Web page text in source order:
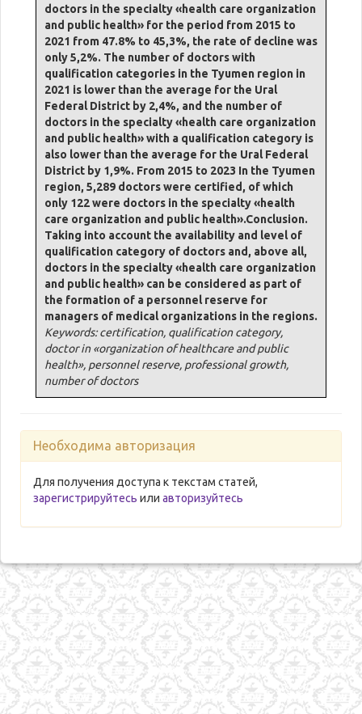
doctors in the specialty «health care organization
and public health» for the period from 2015 to
2021 from 47.8% to 45,3%, the rate of decline was
only 5,2%. The number of doctors with
qualification categories in the Tyumen region in
2021 is lower than the average for the Ural
Federal District by 2,4%, and the number of
doctors in the specialty «health care organization
and public health» with a qualification category is
also lower than the average for the Ural Federal
District by 1,9%. From 2015 to 2023 In the Tyumen
region, 5,289 doctors were certified, of which
only 122 were doctors in the specialty «health
care organization and public health».Conclusion.
Taking into account the availability and level of
qualification category of doctors and, above all,
doctors in the specialty «health care organization
and public health» can be considered as part of
the formation of a personnel reserve for
managers of medical organizations in the regions.
Keywords: certification, qualification category,
doctor in «organization of healthcare and public
health», personnel reserve, professional growth,
number of doctors
Необходима авторизация
Для получения доступа к текстам статей,
зарегистрируйтесь или авторизуйтесь